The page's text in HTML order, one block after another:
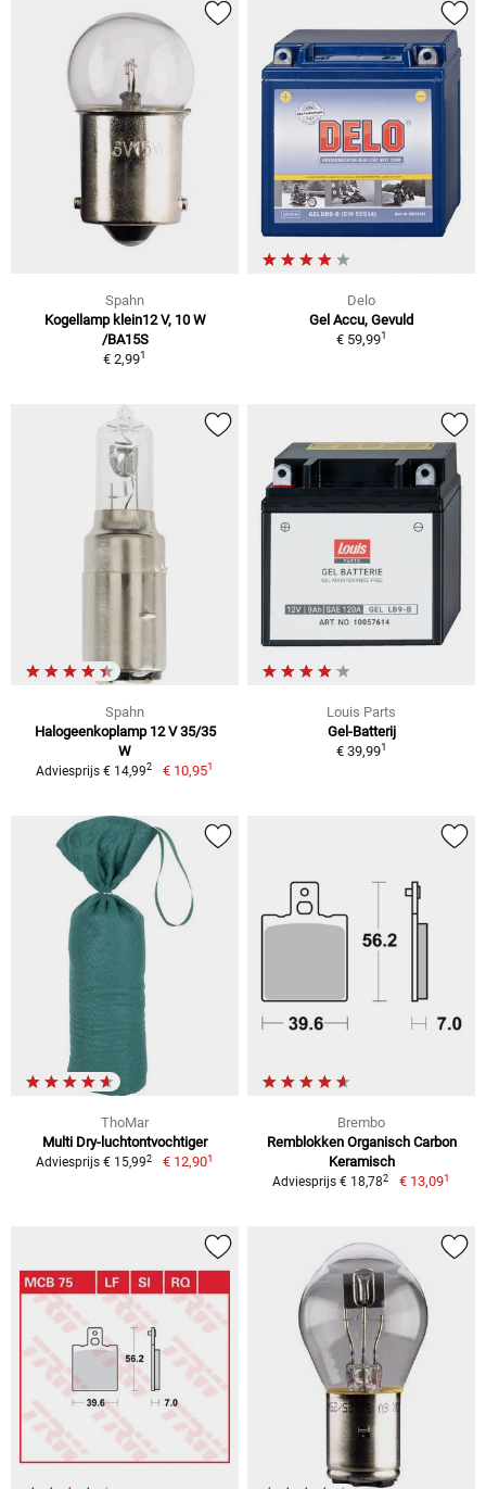
Spahn
Kogellamp klein12 V, 10 W
/BA15S
€ 2,991
Delo
Gel Accu, Gevuld
€ 59,991
Spahn
Halogeenkoplamp 12 V 35/35
W
Adviesprijs € 14,992 € 10,951
Louis Parts
Gel-Batterij
€ 39,991
ThoMar
Multi Dry-luchtontvochtiger
Adviesprijs € 15,992 € 12,901
Brembo
Remblokken Organisch Carbon
Keramisch
Adviesprijs € 18,782 € 13,091